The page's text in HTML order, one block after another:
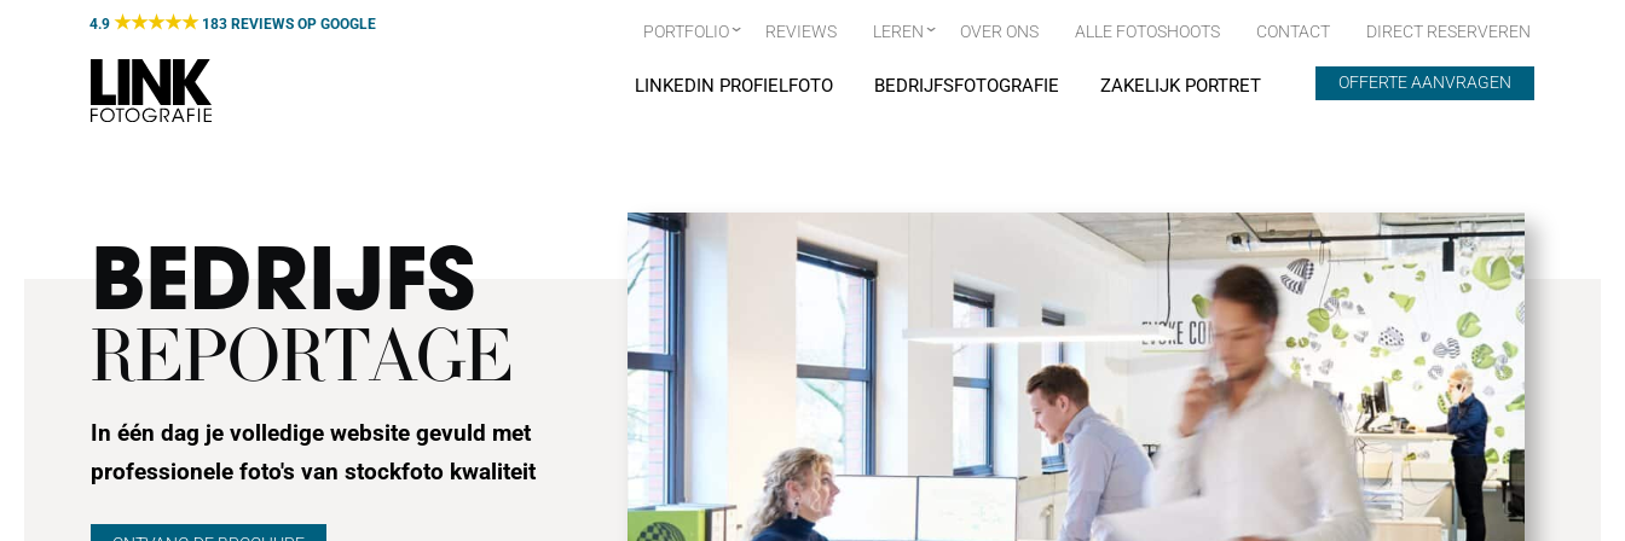
hoofd
4.9 ★★★★★183 REVIEWS OP GOOGLE PORTFOLIO REVIEWS LEREN OVER ONS ALLE FOTOSHOOTS CONTACT DIRECT RESERVEREN
LINKEDIN PROFIELFOTO BEDRIJFSFOTOGRAFIE ZAKELIJK PORTRET OFFERTE AANVRAGEN
BEDRIJFS
REPORTAGE
In één dag je volledige website gevuld met
professionele foto's van stockfoto kwaliteit